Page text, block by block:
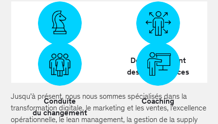
Gestion
de projet
Développement
des compétences
Conduite
du changement
Coaching
Jusqu’à présent, nous nous sommes spécialisés dans la
transformation digitale, le marketing et les ventes, l’excellence
opérationnelle, le lean management, la gestion de la supply